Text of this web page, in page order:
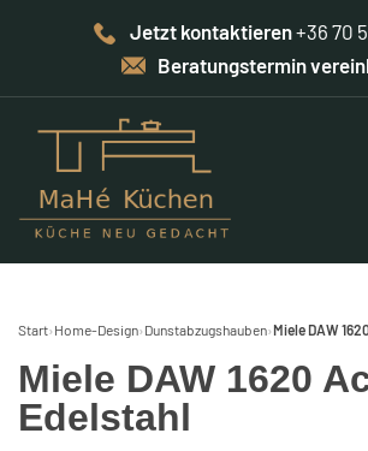
Jetzt kontaktieren+36 70
Beratungstermin
Start› Home-Design› Dunstabzugshauben›Miele DAW
Miele DAW 1620
Edelstahl